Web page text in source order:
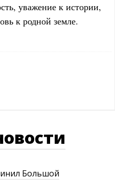
уважение к истории,
к родной земле.
Большой